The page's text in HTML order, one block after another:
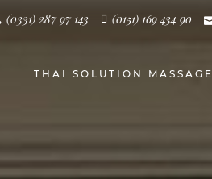
(0331) 287 97 143 (0151) 169 434 90
THAI SOLUTION MASSAGE